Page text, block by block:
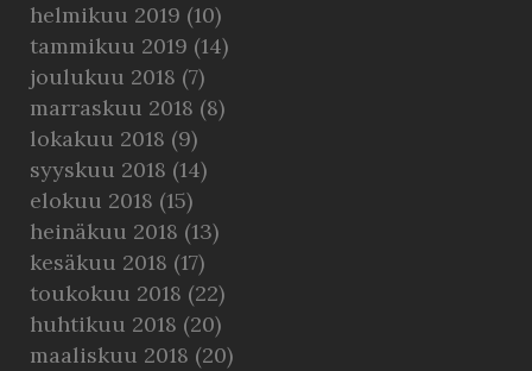
helmikuu 2019 (10)
tammikuu 2019 (14)
joulukuu 2018 (7)
marraskuu 2018 (8)
lokakuu 2018 (9)
syyskuu 2018 (14)
elokuu 2018 (15)
heinäkuu 2018 (13)
kesäkuu 2018 (17)
toukokuu 2018 (22)
huhtikuu 2018 (20)
maaliskuu 2018 (20)